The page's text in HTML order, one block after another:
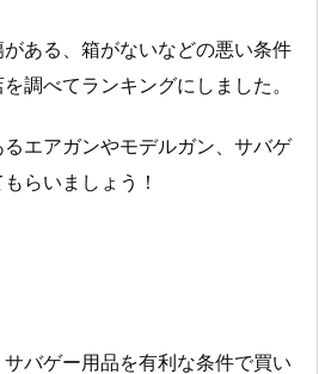
ある、箱がないなどの悪い条件
調べてランキングにしました。
エアガンやモデルガン、サバゲ
らいましょう！
バゲー用品を有利な条件で買い